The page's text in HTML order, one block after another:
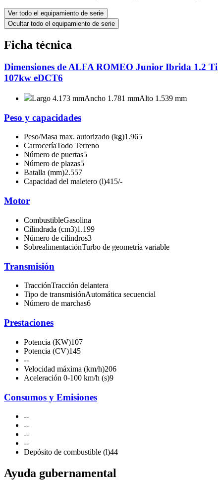
Ver todo el equipamiento de serie
Ocultar todo el equipamiento de serie
Ficha técnica
Dimensiones de ALFA ROMEO Junior Ibrida 1.2 Ti
107kw eDCT6
Largo 4.173 mmAncho 1.781 mmAlto 1.539 mm
Peso y capacidades
Peso/Masa max. autorizado (kg)1.965
CarroceríaTodo Terreno
Número de puertas5
Número de plazas5
Batalla (mm)2.557
Capacidad del maletero (l)415/-
Motor
CombustibleGasolina
Cilindrada (cm3)1.199
Número de cilindros3
SobrealimentaciónTurbo de geometría variable
Transmisión
TracciónTracción delantera
Tipo de transmisiónAutomática secuencial
Número de marchas6
Prestaciones
Potencia (KW)107
Potencia (CV)145
--
Velocidad máxima (km/h)206
Aceleración 0-100 km/h (s)9
Consumos y Emisiones
--
--
--
--
Depósito de combustible (l)44
Ayuda gubernamental